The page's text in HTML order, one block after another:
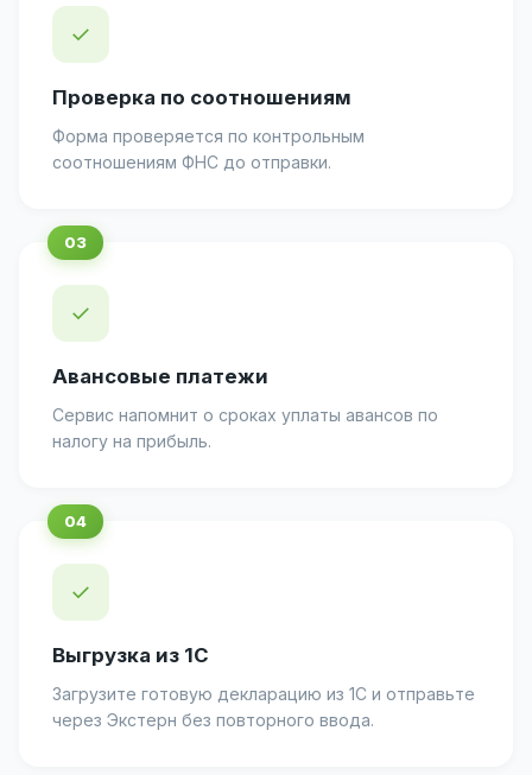
✓
Проверка по соотношениям
Форма проверяется по контрольным
соотношениям ФНС до отправки.
✓
Авансовые платежи
Сервис напомнит о сроках уплаты авансов по
налогу на прибыль.
✓
Выгрузка из 1С
Загрузите готовую декларацию из 1С и отправьте
через Экстерн без повторного ввода.